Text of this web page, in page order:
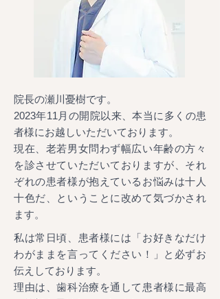
院長の瀬川憂樹です。
2023年11月の開院以来、本当に多くの患
者様にお越しいただいております。
現在、老若男女問わず幅広い年齢の方々
を診させていただいておりますが、それ
ぞれの患者様が抱えているお悩みは十人
十色だ、ということに改めて気づかされ
ます。
私は常日頃、患者様には「お好きなだけ
わがままを言ってください！」と必ずお
伝えしております。
理由は、歯科治療を通して患者様に最高